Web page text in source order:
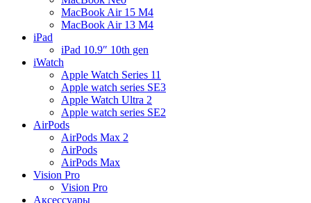
MacBook Air 15 M4
MacBook Air 13 M4
iPad
iPad 10.9″ 10th gen
iWatch
Apple Watch Series 11
Apple watch series SE3
Apple Watch Ultra 2
Apple watch series SE2
AirPods
AirPods Max 2
AirPods
AirPods Max
Vision Pro
Vision Pro
Аксессуары